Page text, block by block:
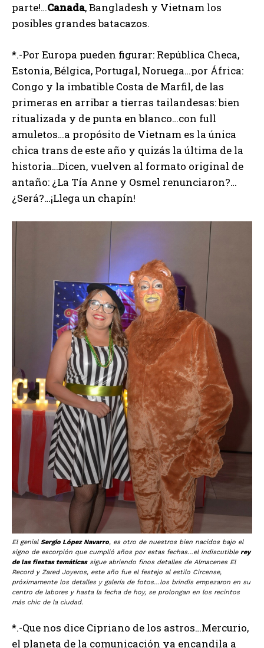
parte!…Canada, Bangladesh y Vietnam los
posibles grandes batacazos.
*.-Por Europa pueden figurar: República Checa,
Estonia, Bélgica, Portugal, Noruega…por África:
Congo y la imbatible Costa de Marfil, de las
primeras en arribar a tierras tailandesas: bien
ritualizada y de punta en blanco…con full
amuletos…a propósito de Vietnam es la única
chica trans de este año y quizás la última de la
historia…Dicen, vuelven al formato original de
antaño: ¿La Tía Anne y Osmel renunciaron?…
¿Será?…¡Llega un chapín!
El genial Sergio López Navarro, es otro de nuestros bien nacidos bajo el
signo de escorpión que cumplió años por estas fechas…el indiscutible rey
de las fiestas temáticassigue abriendo finos detalles de Almacenes El
Record y Zared Joyeros, este año fue el festejo al estilo Circense,
próximamente los detalles y galería de fotos…los brindis empezaron en su
centro de labores y hasta la fecha de hoy, se prolongan en los recintos
más chic de la ciudad.
*.-Que nos dice Cipriano de los astros…Mercurio,
el planeta de la comunicación ya encandila a